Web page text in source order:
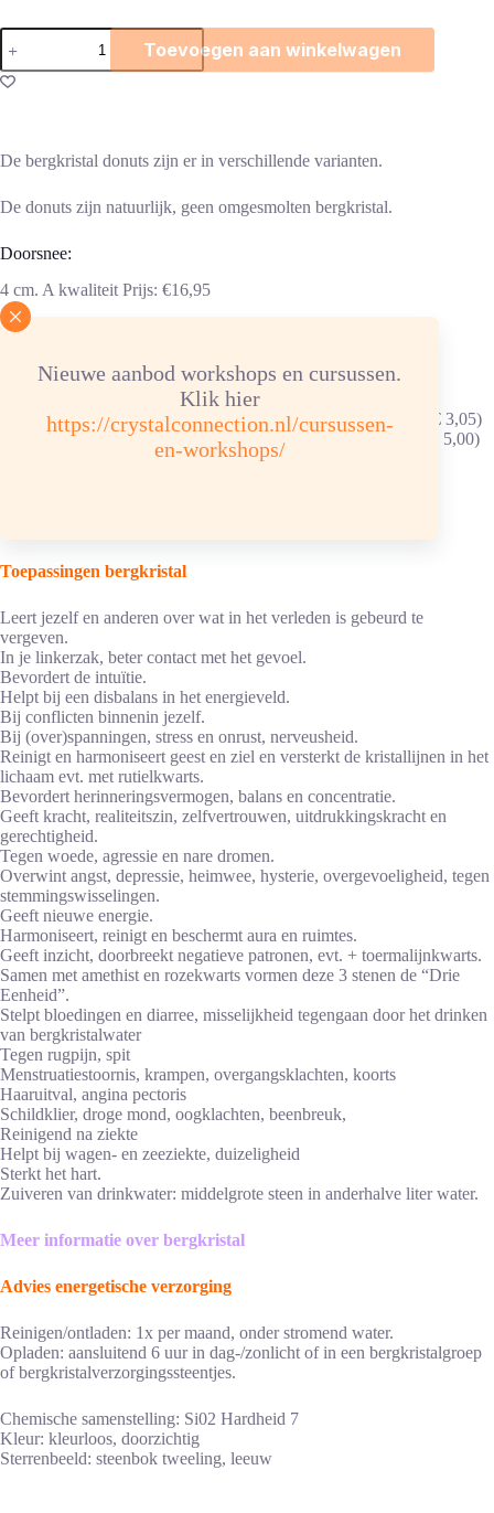
Nieuwe aanbod workshops en cursussen.
Klik hier
https://crystalconnection.nl/cursussen-
en-workshops/
Bergkristal
donut
aantal
Toevoegen aan winkelwagen
De bergkristal donuts zijn er in verschillende varianten.
De donuts zijn natuurlijk, geen omgesmolten bergkristal.
Doorsnee:
4 cm. A kwaliteit Prijs: €16,95
Incl. zwart waskoord van 80 cm.
Ook te dragen met:
Zilverkleurige donuthouder in de vorm van een levensspiraal (€ 3,05)
Zilverkleurige donuthouder in de vorm van een levensbloem (€ 5,00)
Zilverkleurige donutclip (€ 3,50).
Toepassingen bergkristal
Leert jezelf en anderen over wat in het verleden is gebeurd te
vergeven.
In je linkerzak, beter contact met het gevoel.
Bevordert de intuïtie.
Helpt bij een disbalans in het energieveld.
Bij conflicten binnenin jezelf.
Bij (over)spanningen, stress en onrust, nerveusheid.
Reinigt en harmoniseert geest en ziel en versterkt de kristallijnen in het
lichaam evt. met rutielkwarts.
Bevordert herinneringsvermogen, balans en concentratie.
Geeft kracht, realiteitszin, zelfvertrouwen, uitdrukkingskracht en
gerechtigheid.
Tegen woede, agressie en nare dromen.
Overwint angst, depressie, heimwee, hysterie, overgevoeligheid, tegen
stemmingswisselingen.
Geeft nieuwe energie.
Harmoniseert, reinigt en beschermt aura en ruimtes.
Geeft inzicht, doorbreekt negatieve patronen, evt. + toermalijnkwarts.
Samen met amethist en rozekwarts vormen deze 3 stenen de “Drie
Eenheid”.
Stelpt bloedingen en diarree, misselijkheid tegengaan door het drinken
van bergkristalwater
Tegen rugpijn, spit
Menstruatiestoornis, krampen, overgangsklachten, koorts
Haaruitval, angina pectoris
Schildklier, droge mond, oogklachten, beenbreuk,
Reinigend na ziekte
Helpt bij wagen- en zeeziekte, duizeligheid
Sterkt het hart.
Zuiveren van drinkwater: middelgrote steen in anderhalve liter water.
Meer informatie over bergkristal
Advies energetische verzorging
Reinigen/ontladen: 1x per maand, onder stromend water.
Opladen: aansluitend 6 uur in dag-/zonlicht of in een bergkristalgroep
of bergkristalverzorgingssteentjes.
Chemische samenstelling: Si02 Hardheid 7
Kleur: kleurloos, doorzichtig
Sterrenbeeld: steenbok tweeling, leeuw